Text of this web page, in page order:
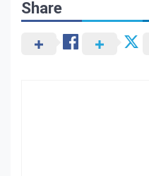
Share